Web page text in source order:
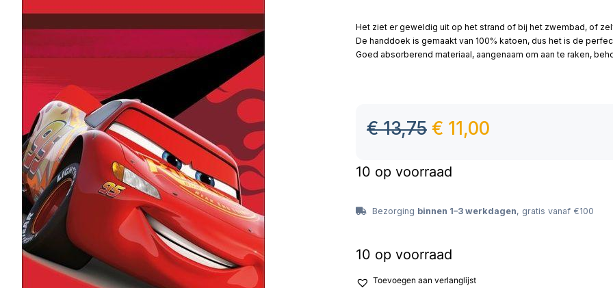
Het ziet er geweldig uit op het strand of bij het zwembad, of
De handdoek is gemaakt van 100% katoen, dus het is de
Goed absorberend materiaal, aangenaam om aan te raken,
€13,75 € 11,00
10 op voorraad
Bezorging binnen 1–3 werkdagen, gratis vanaf €100
10 op voorraad
Toevoegen aan verlanglijst